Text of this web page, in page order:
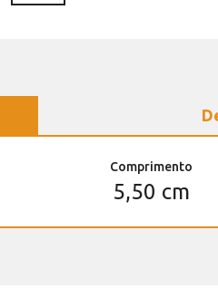
Comprimento
5,50 cm